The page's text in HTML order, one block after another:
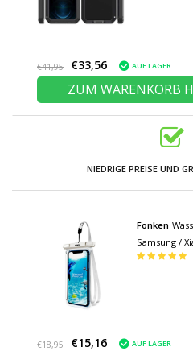
€41,95 €33,56 AUF LAGER
ZUM WARENKORB
NIEDRIGE PREISE UND
Fonken
Samsung /
Hülle
€18,95 €15,16 AUF LAGER